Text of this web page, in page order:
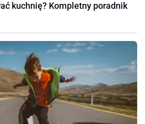
kuchnię? Kompletny poradnik